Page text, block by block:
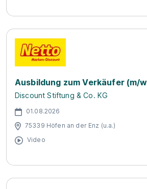
Ausbildung zum Verkäufer (m/
Discount Stiftung & Co. KG
01.08.2026
75339 Höfen an der Enz (u.a.)
Video